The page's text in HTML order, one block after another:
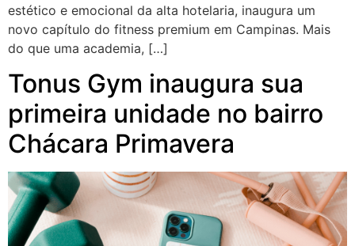
estético e emocional da alta hotelaria, inaugura um
novo capítulo do fitness premium em Campinas. Mais
do que uma academia, […]
Tonus Gym inaugura sua
primeira unidade no bairro
Chácara Primavera